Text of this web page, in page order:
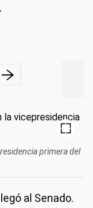
primera del
al Senado.